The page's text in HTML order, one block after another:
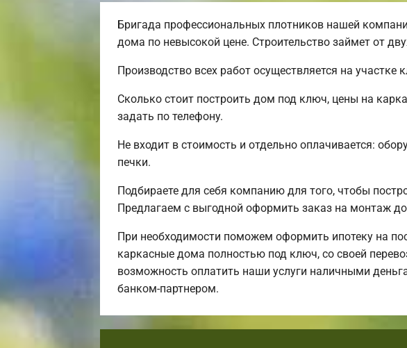
Бригада профессиональных плотников нашей
дома по невысокой цене. Строительство займет от
Производство всех работ осуществляется на
Сколько стоит построить дом под ключ, цены на
задать по телефону.
Не входит в стоимость и отдельно оплачивается:
печки.
Подбираете для себя компанию для того, чтобы
Предлагаем с выгодной оформить заказ на монтаж
При необходимости поможем оформить ипотеку на
каркасные дома полностью под ключ, со своей
возможность оплатить наши услуги наличными
банком-партнером.